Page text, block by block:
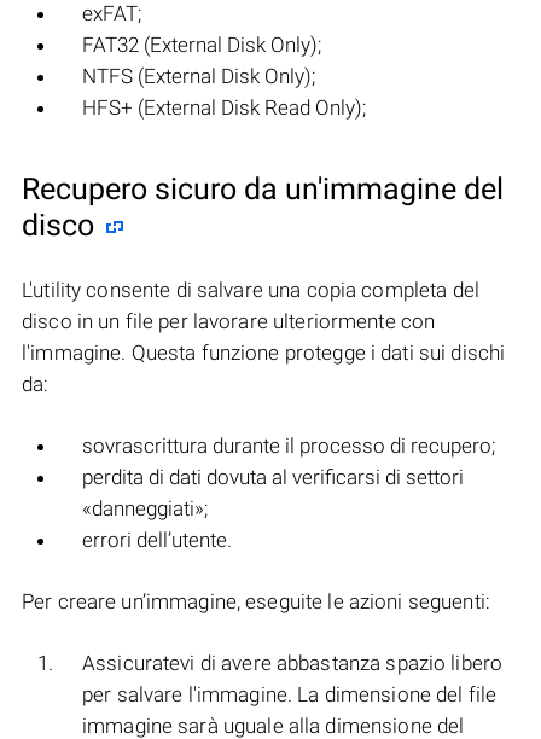
exFAT;
FAT32 (External Disk Only);
NTFS (External Disk Only);
HFS+ (External Disk Read Only);
Recupero sicuro da un'immagine del
disco
L'utility consente di salvare una copia completa del
disco in un file per lavorare ulteriormente con
l'immagine. Questa funzione protegge i dati sui dischi
da:
sovrascrittura durante il processo di recupero;
perdita di dati dovuta al verificarsi di settori
«danneggiati»;
errori dell’utente.
Per creare un’immagine, eseguite le azioni seguenti:
Assicuratevi di avere abbastanza spazio libero
per salvare l'immagine. La dimensione del file
immagine sarà uguale alla dimensione del